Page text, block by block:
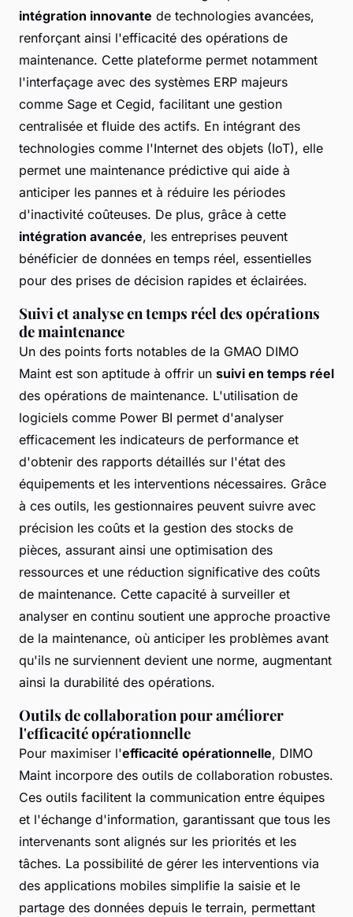
intégration innovante de technologies avancées,
renforçant ainsi l'efficacité des opérations de
maintenance. Cette plateforme permet notamment
l'interfaçage avec des systèmes ERP majeurs
comme Sage et Cegid, facilitant une gestion
centralisée et fluide des actifs. En intégrant des
technologies comme l'Internet des objets (IoT), elle
permet une maintenance prédictive qui aide à
anticiper les pannes et à réduire les périodes
d'inactivité coûteuses. De plus, grâce à cette
intégration avancée, les entreprises peuvent
bénéficier de données en temps réel, essentielles
pour des prises de décision rapides et éclairées.
Suivi et analyse en temps réel des opérations
de maintenance
Un des points forts notables de la GMAO DIMO
Maint est son aptitude à offrir un suivi en temps réel
des opérations de maintenance. L'utilisation de
logiciels comme Power BI permet d'analyser
efficacement les indicateurs de performance et
d'obtenir des rapports détaillés sur l'état des
équipements et les interventions nécessaires. Grâce
à ces outils, les gestionnaires peuvent suivre avec
précision les coûts et la gestion des stocks de
pièces, assurant ainsi une optimisation des
ressources et une réduction significative des coûts
de maintenance. Cette capacité à surveiller et
analyser en continu soutient une approche proactive
de la maintenance, où anticiper les problèmes avant
qu'ils ne surviennent devient une norme, augmentant
ainsi la durabilité des opérations.
Outils de collaboration pour améliorer
l'efficacité opérationnelle
Pour maximiser l'efficacité opérationnelle, DIMO
Maint incorpore des outils de collaboration robustes.
Ces outils facilitent la communication entre équipes
et l'échange d'information, garantissant que tous les
intervenants sont alignés sur les priorités et les
tâches. La possibilité de gérer les interventions via
des applications mobiles simplifie la saisie et le
partage des données depuis le terrain, permettant